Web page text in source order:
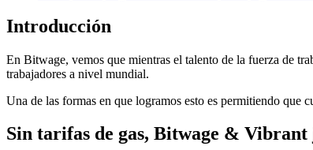
Introducción
En Bitwage, vemos que mientras el talento de la fuerza de
trabajadores a nivel mundial.
Una de las formas en que logramos esto es permitiendo que
Sin tarifas de gas, Bitwage &